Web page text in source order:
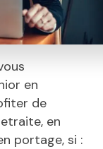
en
de
en
portage, si :